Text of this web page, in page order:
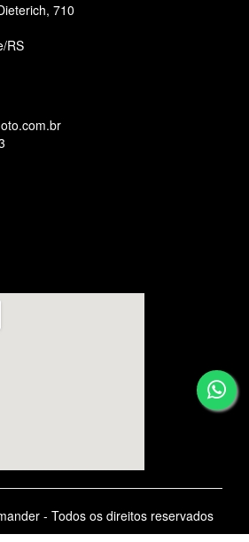
710
RS
- Todos os direitos reservados